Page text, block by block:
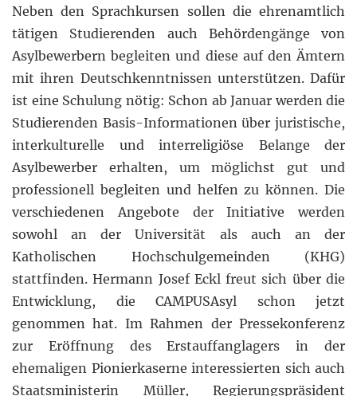
Neben den Sprachkursen sollen die ehrenamtlich
tätigen Studierenden auch Behördengänge von
Asylbewerbern begleiten und diese auf den Ämtern
mit ihren Deutschkenntnissen unterstützen. Dafür
ist eine Schulung nötig: Schon ab Januar werden die
Studierenden Basis-Informationen über juristische,
interkulturelle und interreligiöse Belange der
Asylbewerber erhalten, um möglichst gut und
professionell begleiten und helfen zu können. Die
verschiedenen Angebote der Initiative werden
sowohl an der Universität als auch an der
Katholischen Hochschulgemeinden (KHG)
stattfinden. Hermann Josef Eckl freut sich über die
Entwicklung, die CAMPUSAsyl schon jetzt
genommen hat. Im Rahmen der Pressekonferenz
zur Eröffnung des Erstauffanglagers in der
ehemaligen Pionierkaserne interessierten sich auch
Staatsministerin Müller, Regierungspräsident